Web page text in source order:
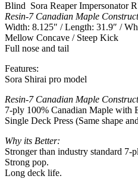
Blind Sora Reaper Impersonator
Resin-7 Canadian Maple
Width: 8.125″ / Length: 31.9″ /
Mellow Concave / Steep Kick
Full nose and tail
Features:
Sora Shirai pro model
Resin-7 Canadian Maple
7-ply 100% Canadian Maple with
Single Deck Press (Same shape
Why its Better:
Stronger than industry standard 7-
Strong pop.
Long deck life.